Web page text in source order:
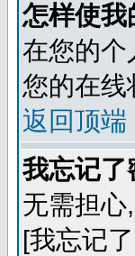
怎样使我
在您的个
您的在线
返回顶端
我忘记了
无需担
[我忘记